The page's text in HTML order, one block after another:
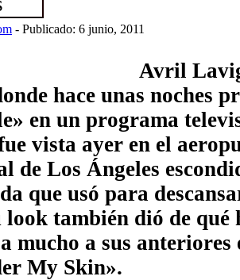
- Publicado: 6 junio, 2011
Avril
hace unas noches
en un programa
vista ayer en el
de Los Ángeles
que usó para
look también dió de qué
mucho a sus anteriores
My Skin».